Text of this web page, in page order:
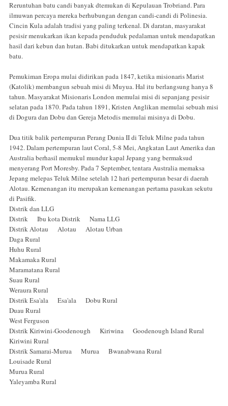
Reruntuhan batu candi banyak dtemukan di Kepulauan Trobriand. Para
ilmuwan percaya mereka berhubungan dengan candi-candi di Polinesia.
Cincin Kula adalah tradisi yang paling terkenal. Di daratan, masyarakat
pesisir menukarkan ikan kepada penduduk pedalaman untuk mendapatkan
hasil dari kebun dan hutan. Babi ditukarkan untuk mendapatkan kapak
batu.
Pemukiman Eropa mulai didirikan pada 1847, ketika misionaris Marist
(Katolik) membangun sebuah misi di Muyua. Hal itu berlangsung hanya 8
tahun. Masyarakat Misionaris London memulai misi di sepanjang pesisir
selatan pada 1870. Pada tahun 1891, Kristen Anglikan memulai sebuah misi
di Dogura dan Dobu dan Gereja Metodis memulai misinya di Dobu.
Dua titik balik pertempuran Perang Dunia II di Teluk Milne pada tahun
1942. Dalam pertempuran laut Coral, 5-8 Mei, Angkatan Laut Amerika dan
Australia berhasil memukul mundur kapal Jepang yang bermaksud
menyerang Port Moresby. Pada 7 September, tentara Australia memaksa
Jepang melepas Teluk Milne setelah 12 hari pertempuran besar di daerah
Alotau. Kemenangan itu merupakan kemenangan pertama pasukan sekutu
di Pasifik.
Distrik dan LLG
Distrik Ibu kota Distrik Nama LLG
Distrik Alotau Alotau Alotau Urban
Daga Rural
Huhu Rural
Makamaka Rural
Maramatana Rural
Suau Rural
Weraura Rural
Distrik Esa'ala Esa'ala Dobu Rural
Duau Rural
West Ferguson
Distrik Kiriwini-Goodenough Kiriwina Goodenough Island Rural
Kiriwini Rural
Distrik Samarai-Murua Murua Bwanabwana Rural
Louisade Rural
Murua Rural
Yaleyamba Rural